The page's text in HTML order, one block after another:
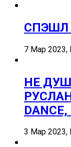
СПЭШЛ
7 Мар 2023,
НЕ
3 Мар 2023,